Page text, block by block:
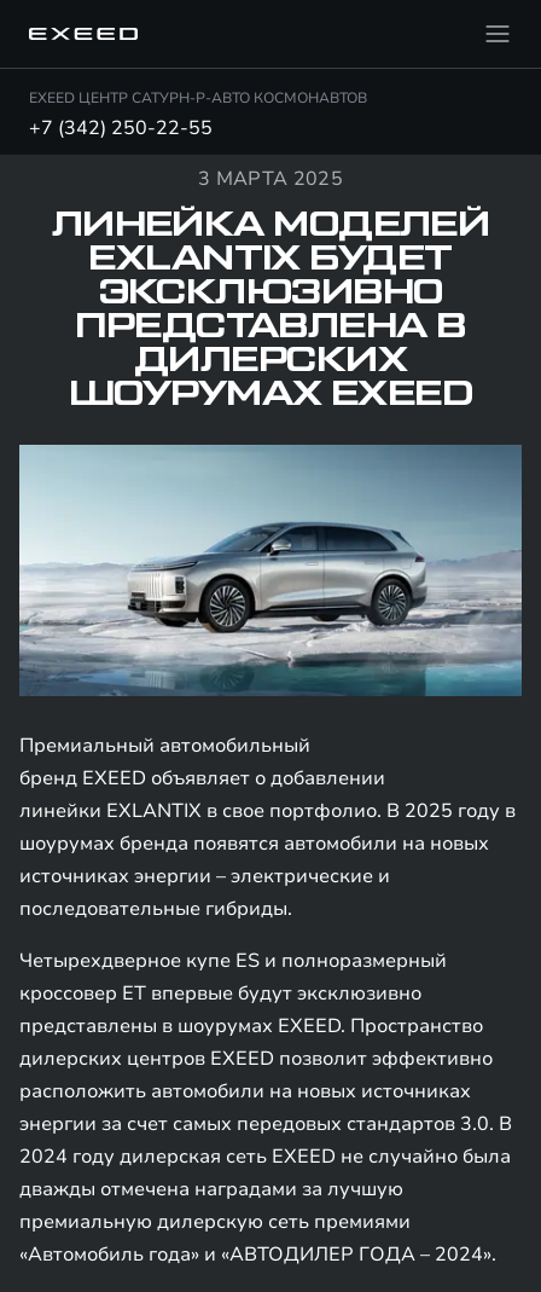
EXEED ЦЕНТР САТУРН-Р-АВТО КОСМОНАВТОВ
+7 (342) 250-22-55
3 МАРТА 2025
ЛИНЕЙКА МОДЕЛЕЙ
EXLANTIX БУДЕТ
ЭКСКЛЮЗИВНО
ПРЕДСТАВЛЕНА В
ДИЛЕРСКИХ
ШОУРУМАХ EXEED
Премиальный автомобильный
бренд EXEED объявляет о добавлении
линейки EXLANTIX в свое портфолио. В 2025 году в
шоурумах бренда появятся автомобили на новых
источниках энергии – электрические и
последовательные гибриды.
Четырехдверное купе ES и полноразмерный
кроссовер ET впервые будут эксклюзивно
представлены в шоурумах EXEED. Пространство
дилерских центров EXEED позволит эффективно
расположить автомобили на новых источниках
энергии за счет самых передовых стандартов 3.0. В
2024 году дилерская сеть EXEED не случайно была
дважды отмечена наградами за лучшую
премиальную дилерскую сеть премиями
«Автомобиль года» и «АВТОДИЛЕР ГОДА – 2024».